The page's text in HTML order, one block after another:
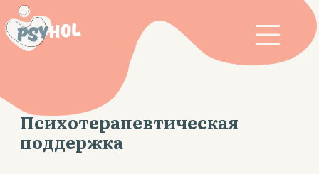
Психотерапевтическая
поддержка